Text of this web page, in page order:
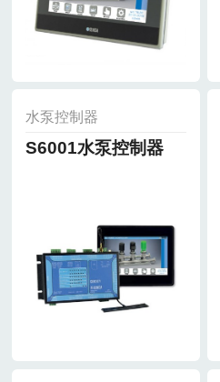
水泵控制器
S6001水泵控制器